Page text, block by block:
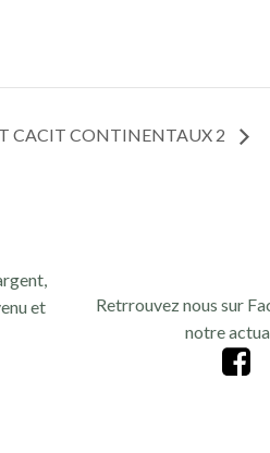
CACIT CONTINENTAUX 2
et
Retrrouvez nous sur
notre